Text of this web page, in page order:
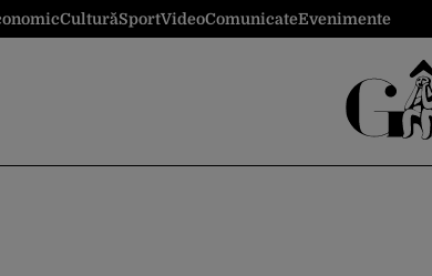
CulturăSportVideoComunicateEvenimente